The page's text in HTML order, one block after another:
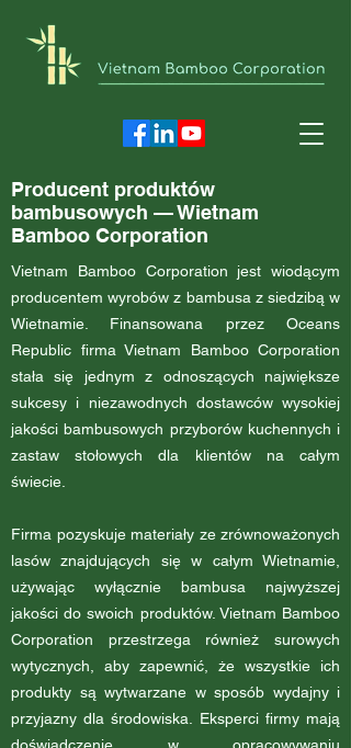
Producent produktów
bambusowych — Wietnam
Bamboo Corporation
Vietnam Bamboo Corporation jest wiodącym
producentem wyrobów z bambusa z siedzibą w
Wietnamie. Finansowana przez Oceans
Republic firma Vietnam Bamboo Corporation
stała się jednym z odnoszących największe
sukcesy i niezawodnych dostawców wysokiej
jakości bambusowych przyborów kuchennych i
zastaw stołowych dla klientów na całym
świecie.
Firma pozyskuje materiały ze zrównoważonych
lasów znajdujących się w całym Wietnamie,
używając wyłącznie bambusa najwyższej
jakości do swoich produktów. Vietnam Bamboo
Corporation przestrzega również surowych
wytycznych, aby zapewnić, że wszystkie ich
produkty są wytwarzane w sposób wydajny i
przyjazny dla środowiska. Eksperci firmy mają